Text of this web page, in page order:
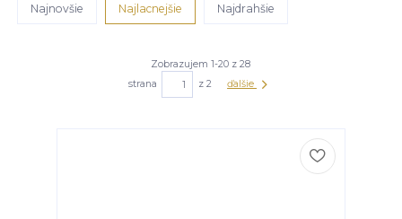
Najnovšie Najlacnejšie Najdrahšie
Zobrazujem 1-20 z 28
strana
z 2 ďalšie